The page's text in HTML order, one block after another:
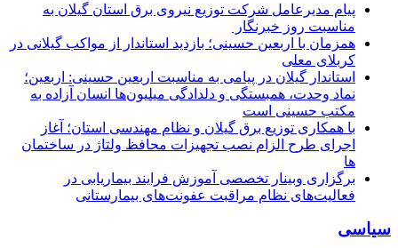
پیام مدیرعامل شركت توزیع نیروی برق استان گیلان به
مناسبت روز خبرنگار ‌
همزمان با اربعین حسینی؛ بازدید استاندار از مواکب گیلانی در
کربلای معلی
استاندار گیلان در پیامی به مناسبت اربعین حسینی: اربعین؛
نماد وحدت، همبستگی و دلدادگی میلیون‌ها انسان آزاده به
مکتب حسینی است
با همکاری توزیع برق گیلان و نظام مهندسی استان؛ آغاز
اجرای طرح الزام نصب تجهیزات محافظ ولتاژ در ساختمان
ها
برگزاری وبینار تخصصی آموزش فرایند بیماریابی در
فعالیت‌های نظام مراقبت عفونت‌های بیمارستانی
سیاسی